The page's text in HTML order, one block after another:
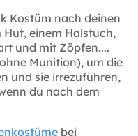
Kostüm nach deinen
einem Halstuch,
und mit Zöpfen....
Munition), um die
und sie irrezuführen,
du nach dem
bei